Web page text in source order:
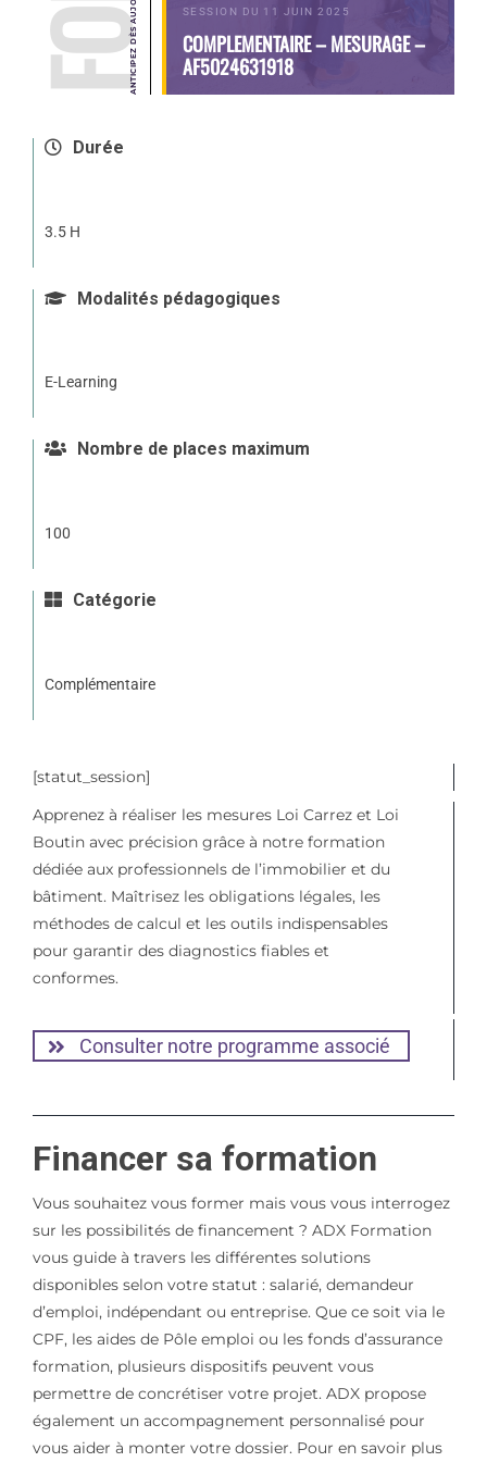
SESSION DU 11 JUIN 2025
COMPLEMENTAIRE – MESURAGE –
AF5024631918
Durée
3.5 H
Modalités pédagogiques
E-Learning
Nombre de places maximum
100
Catégorie
Complémentaire
[statut_session]
Apprenez à réaliser les mesures Loi Carrez et Loi
Boutin avec précision grâce à notre formation
dédiée aux professionnels de l’immobilier et du
bâtiment. Maîtrisez les obligations légales, les
méthodes de calcul et les outils indispensables
pour garantir des diagnostics fiables et
conformes.
Consulter notre programme associé
Financer sa formation
Vous souhaitez vous former mais vous vous interrogez
sur les possibilités de financement ? ADX Formation
vous guide à travers les différentes solutions
disponibles selon votre statut : salarié, demandeur
d’emploi, indépendant ou entreprise. Que ce soit via le
CPF, les aides de Pôle emploi ou les fonds d’assurance
formation, plusieurs dispositifs peuvent vous
permettre de concrétiser votre projet. ADX propose
également un accompagnement personnalisé pour
vous aider à monter votre dossier. Pour en savoir plus